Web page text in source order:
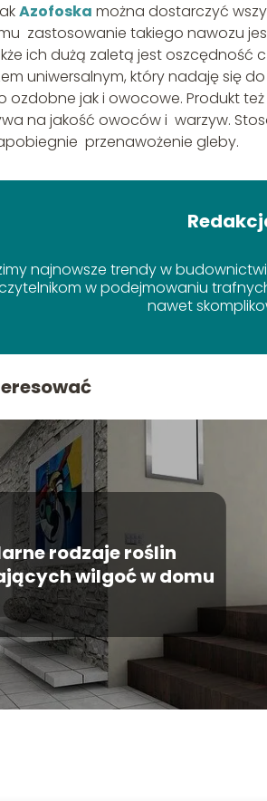
Azofoska można dostarczyć
zastosowanie takiego nawozu
ich dużą zaletą jest oszcędność
uniwersalnym, który nadaję się
ozdobne jak i owocowe. Produkt
na jakość owoców i warzyw.
przenawożenie gleby.
najnowsze trendy w
w podejmowaniu
nawet
rodzaje roślin
wilgoć w domu